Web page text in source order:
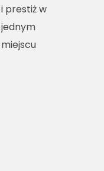
i prestiż w
jednym
miejscu